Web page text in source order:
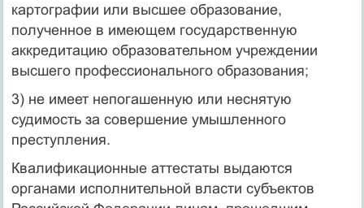
картографии или высшее образование,
полученное в имеющем государственную
аккредитацию образовательном учреждении
высшего профессионального образования;
3) не имеет непогашенную или неснятую
судимость за совершение умышленного
преступления.
Квалификационные аттестаты выдаются
органами исполнительной власти субъектов